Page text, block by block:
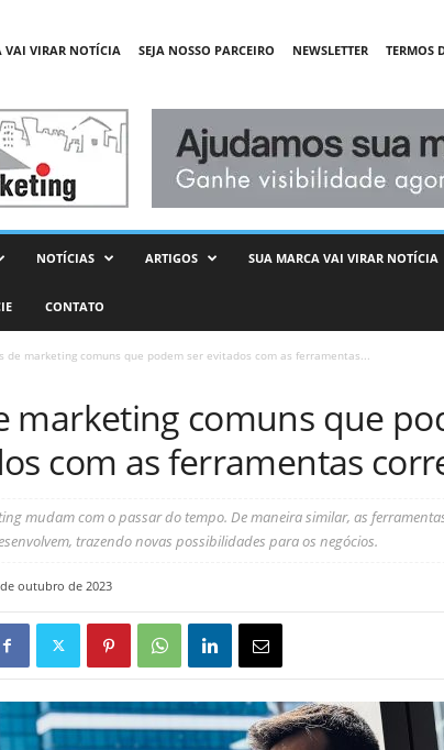
VAI VIRAR NOTÍCIA SEJA NOSSO PARCEIRO NEWSLETTER TERMOS
NOTÍCIAS ARTIGOS SUA MARCA VAI VIRAR NOTÍCIA
CONTATO
de marketing comuns que podem ser evitados com as ferramentas...
marketing comuns que
com as ferramentas
mudam com o passar do tempo. De maneira similar, as
trazendo novas possibilidades para os negócios.
outubro de 2023